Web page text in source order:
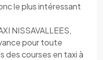
le plus intéressant
NISSAVALLEES,
pour toute
des courses en taxi à